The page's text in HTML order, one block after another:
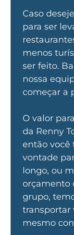
Caso
para ser
menos
ser feito.
nossa
começar a
O valor
da Renny
então você
vontade
longo, ou
orçamento
grupo,
transportar
mesmo